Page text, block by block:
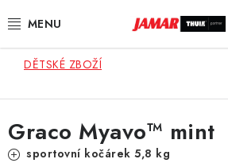
na
STŘEŠNÍ NOSIČE
STŘEŠNÍ BOXY
DĚTSKÉ ZBOŽÍ
Graco Myavo™ mint
sportovní kočárek 5,8 kg